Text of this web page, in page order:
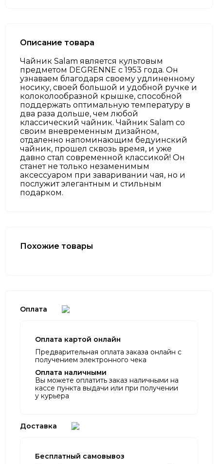
Описание товара
Чайник Salam является культовым
предметом DEGRENNE с 1953 года. Он
узнаваем благодаря своему удлиненному
носику, своей большой и удобной ручке и
колоколообразной крышке, способной
поддержать оптимальную температуру в
два раза дольше, чем любой
классический чайник. Чайник Salam со
своим вневременным дизайном,
отдаленно напоминающим бедуинский
чайник, прошел сквозь время, и уже
давно стал современной классикой! Он
станет не только незаменимым
аксессуаром при заваривании чая, но и
послужит элегантным и стильным
подарком.
Похожие товары
Оплата
Оплата картой онлайн
Предварительная оплата заказа онлайн с
получением электронного чека
Оплата наличными
Вы можете оплатить заказ наличными на
кассе пункта выдачи или при получении
у курьера
Доставка
Бесплатный самовывоз